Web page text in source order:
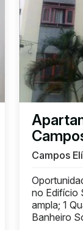
Campos
no Edifício
ampla; 1
Banheiro